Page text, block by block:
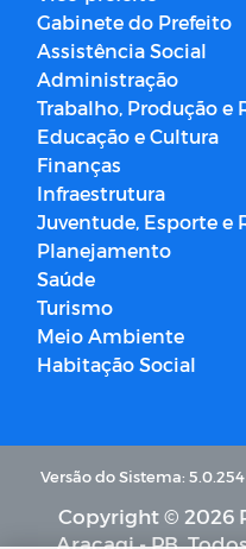
Gabinete do Prefeito
Assistência Social
Administração
Trabalho, Produção e
Educação e Cultura
Finanças
Infraestrutura
Juventude, Esporte e
Planejamento
Saúde
Turismo
Meio Ambiente
Habitação Social
Versão do Sistema: 5.0.254
Copyright © 2026
Araçagi - PB.